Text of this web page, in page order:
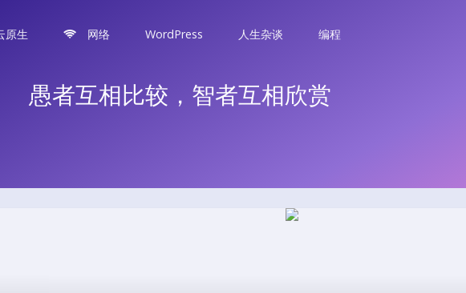
原生 网络 WordPress 人生杂谈 编程
愚者互相比较，智者互相欣赏